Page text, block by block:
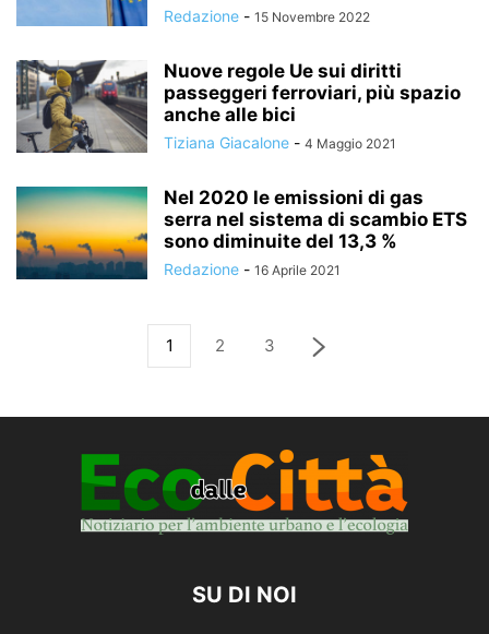
Redazione - 15 Novembre 2022
Nuove regole Ue sui diritti
passeggeri ferroviari, più spazio
anche alle bici
Tiziana Giacalone - 4 Maggio 2021
Nel 2020 le emissioni di gas
serra nel sistema di scambio ETS
sono diminuite del 13,3 %
Redazione - 16 Aprile 2021
1 2 3
SU DI NOI